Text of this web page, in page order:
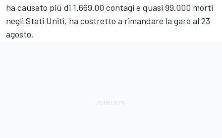
ha causato più di 1.669.00 contagi e quasi 99.000 morti
negli Stati Uniti, ha costretto a rimandare la gara al 23
agosto.